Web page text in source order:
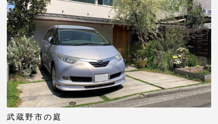
武蔵野市の庭